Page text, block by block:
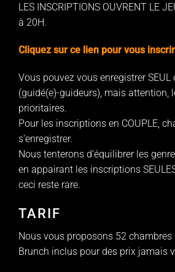
LES INSCRIPTIONS OUVRENT LE
à 20H.
Cliquez sur ce lien pour vous
Vous pouvez vous enregistrer SEUL
(guidé(e)-guideurs), mais attention,
prioritaires.
Pour les inscriptions en COUPLE,
s’enregistrer.
Nous tenterons d’équilibrer les
en appairant les inscriptions
ceci reste rare.
TARIF
Nous vous proposons 52 chambres
Brunch inclus pour des prix jamais